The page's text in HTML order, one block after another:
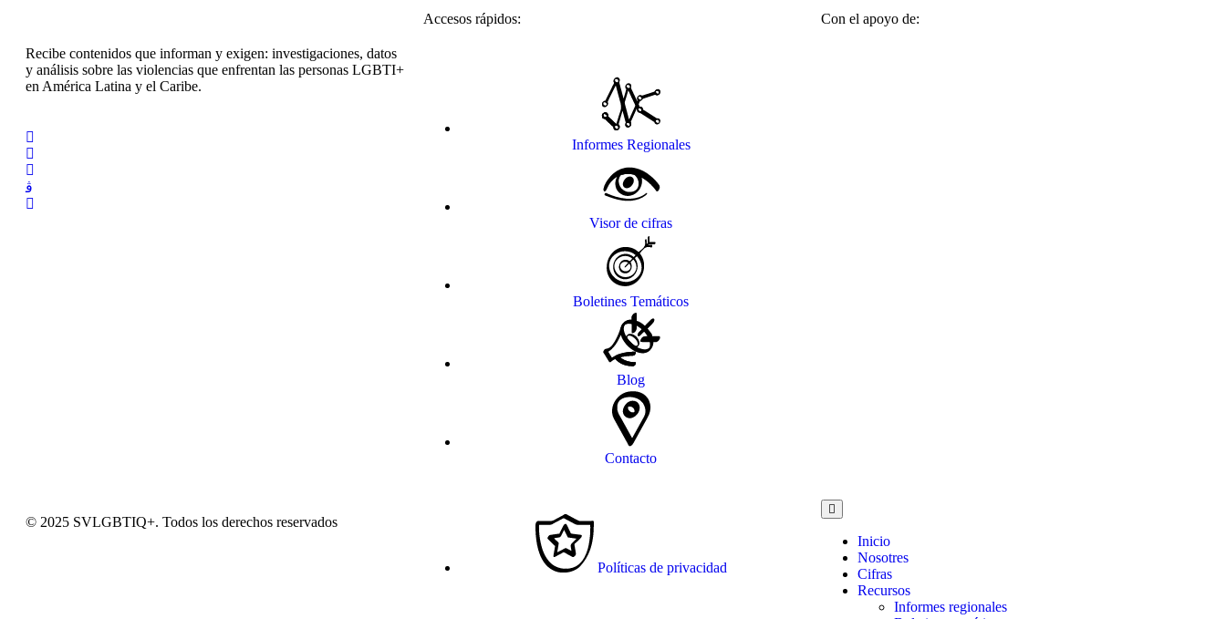
Recibe contenidos que informan y exigen: investigaciones, datos
y análisis sobre las violencias que enfrentan las personas LGBTI+
en América Latina y el Caribe.
Accesos rápidos:
Informes Regionales
Visor de cifras
Boletines Temáticos
Blog
Contacto
Con el apoyo de:
© 2025 SVLGBTIQ+. Todos los derechos reservados
Políticas de privacidad
Inicio
Nosotres
Cifras
Recursos
Informes regionales